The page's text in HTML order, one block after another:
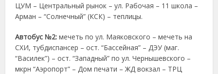
ЦУМ – Центральный рынок – ул. Рабочая – 11 школа –
Арман – “Солнечный” (КСК) – теплицы.
Автобус №2: мечеть по ул. Маяковского – мечеть на
СХИ, тубдиспансер – ост. “Бассейная” – ДЭУ (маг.
“Василек”) – ост. “Западный” по ул. Чернышевского –
мкрн “Аэропорт” – Дом печати – ЖД вокзал – ТРЦ